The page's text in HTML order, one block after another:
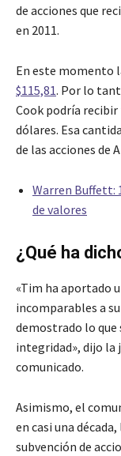
de acciones que
en 2011.
En este momento
$115,81. Por lo
Cook podría
dólares. Esa
de las acciones de
Warren Buffett:
de valores
¿Qué ha
«Tim ha aportado
incomparables a
demostrado lo que
integridad», dijo la
comunicado.
Asimismo, el
en casi una
subvención de